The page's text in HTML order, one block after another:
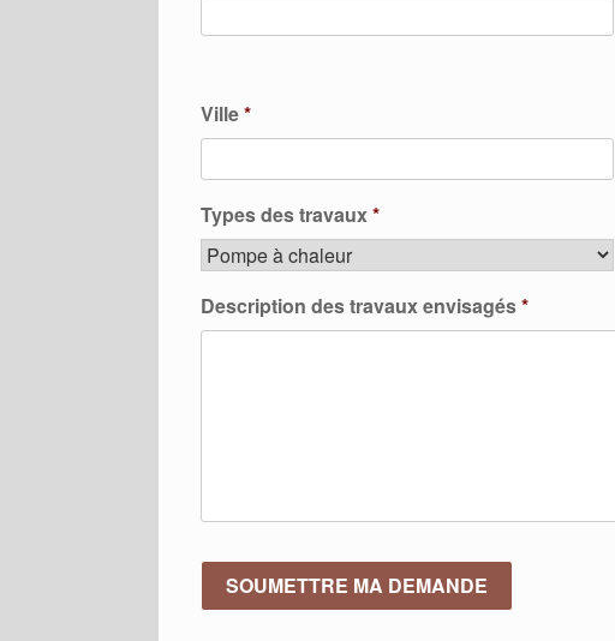
Ville*
Types des travaux*
Description des travaux envisagés*